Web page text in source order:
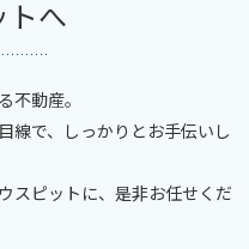
トへ
不動産。
線で、しっかりとお手伝いし
スピットに、是非お任せくだ